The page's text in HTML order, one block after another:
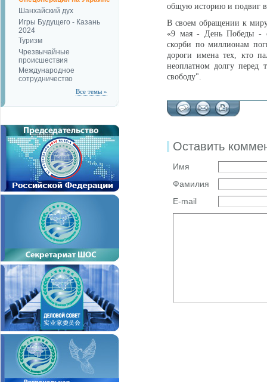
Шанхайский дух
Игры Будущего - Казань
2024
Туризм
Чрезвычайные
происшествия
Международное
сотрудничество
Все темы »
общую историю и подвиг
В своем обращении к
«9 мая - День Победы -
скорби по миллионам
дороги имена тех, кто
неоплатном долгу перед
свободу".
Оставить
Имя
Фамилия
E-mail